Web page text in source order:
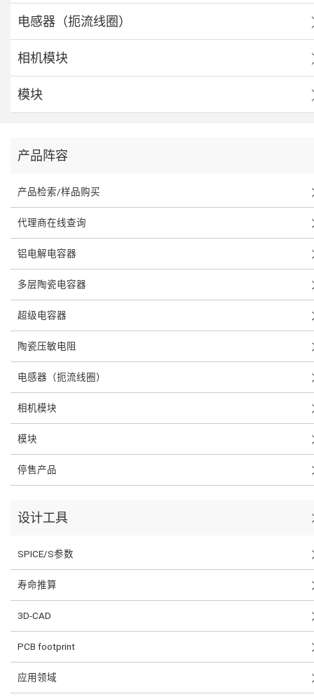
电感器（扼流线圈）
相机模块
模块
产品阵容
产品检索/样品购买
代理商在线查询
铝电解电容器
多层陶瓷电容器
超级电容器
陶瓷压敏电阻
电感器（扼流线圈）
相机模块
模块
停售产品
设计工具
SPICE/S参数
寿命推算
3D-CAD
PCB footprint
应用领域